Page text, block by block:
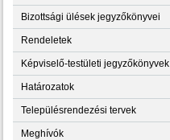
Bizottsági ülések jegyzőkönyvei
Rendeletek
Képviselő-testületi jegyzőkönyvek
Határozatok
Településrendezési tervek
Meghívók